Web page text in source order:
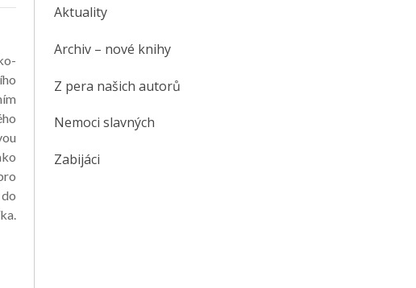
Aktuality
Archiv – nové knihy
Z pera našich autorů
Nemoci slavných
Zabijáci